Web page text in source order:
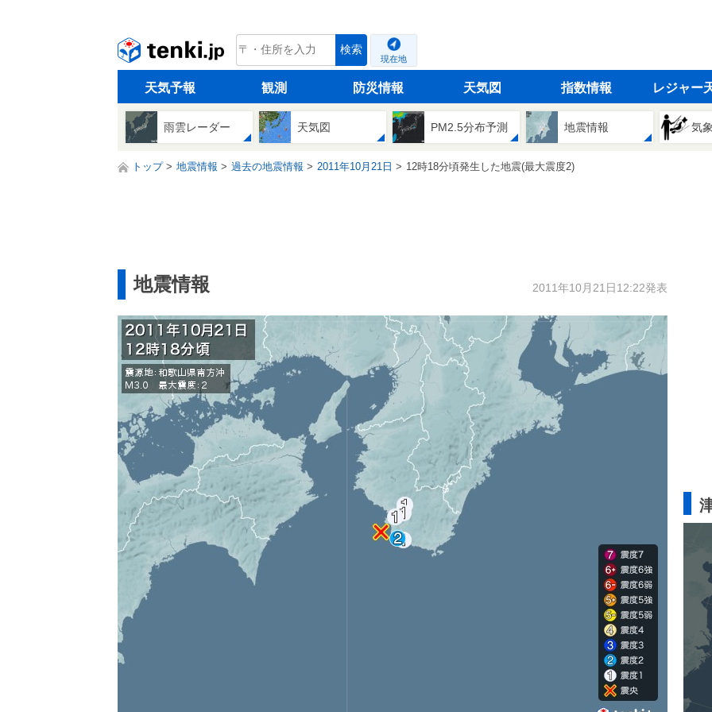
tenki.jp 検索
現在地
天気予報 観測 防災情報 天気図 指数情報 レジャー
雨雲レーダー 天気図 PM2.5分布予測 地震情報 気
トップ 地震情報 過去の地震情報 2011年10月21日 12時18分頃発生した地震(最大震度2)
地震情報 2011年10月21日12:22発表